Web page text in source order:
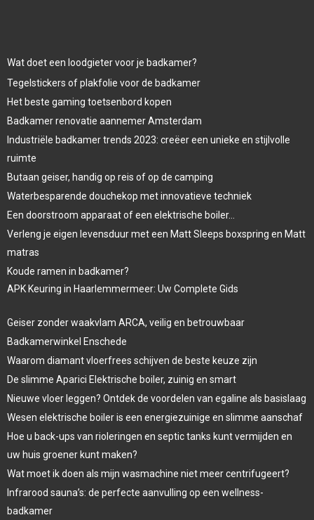
Wat doet een loodgieter voor je badkamer?
Tegelstickers of plakfolie voor de badkamer
Het beste gaming toetsenbord kopen
Badkamer renovatie aannemer Amsterdam
Industriële badkamer trends 2023: creëer een unieke en stijlvolle
ruimte
Butaan geiser, handig op reis of op de camping
Waterbesparende douchekop met innovatieve techniek
Een doorstroom apparaat of een elektrische boiler…
Verleng je eigen levensduur met een Matt Sleeps boxspring en Matt
matras
Koude ramen in badkamer?
APK Keuring in Haarlemmermeer: Uw Complete Gids
Geiser zonder waakvlam ARCA, veilig en betrouwbaar
Badkamerwinkel Enschede
Waarom diamant vloerfrees schijven de beste keuze zijn
De slimme Aparici Elektrische boiler, zuinig en smart
Nieuwe vloer leggen? Ontdek de voordelen van egaline als basislaag
Wesen elektrische boiler is een energiezuinige en slimme aanschaf
Hoe u back-ups van rioleringen en septic tanks kunt vermijden en
uw huis groener kunt maken?
Wat moet ik doen als mijn wasmachine niet meer centrifugeert?
Infrarood sauna’s: de perfecte aanvulling op een wellness-
badkamer